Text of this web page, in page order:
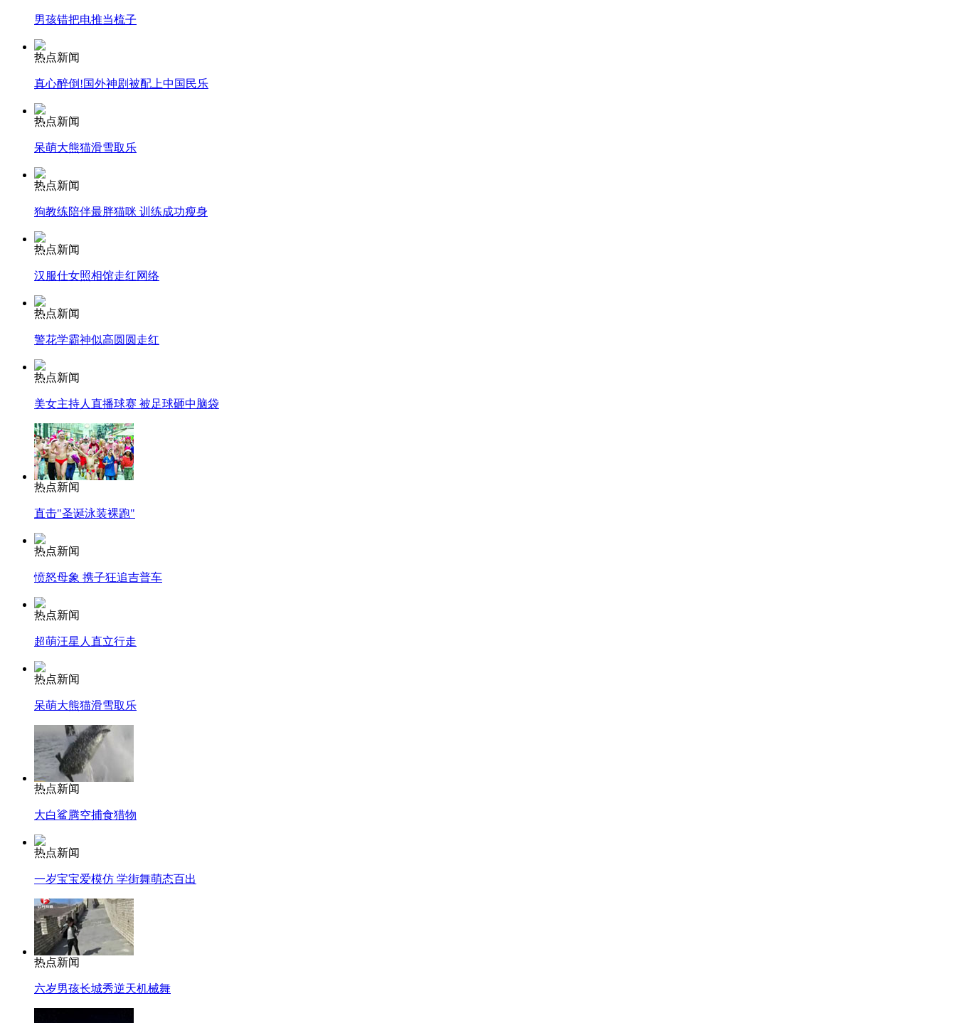
外交部：有关国家言论片面不公正
安徽一实载49人客车翻车
走！跟着总书记去植树
消防员救轻生者
纽约上演“枕头大战”
司机酒驾遇交警 急速倒车逃窜
男孩错把电推当梳子
热点新闻
真心醉倒!国外神剧被配上中国民乐
热点新闻
呆萌大熊猫滑雪取乐
热点新闻
狗教练陪伴最胖猫咪 训练成功瘦身
热点新闻
汉服仕女照相馆走红网络
热点新闻
警花学霸神似高圆圆走红
热点新闻
美女主持人直播球赛 被足球砸中脑袋
热点新闻
直击"圣诞泳装裸跑"
热点新闻
愤怒母象 携子狂追吉普车
热点新闻
超萌汪星人直立行走
热点新闻
呆萌大熊猫滑雪取乐
热点新闻
大白鲨腾空捕食猎物
热点新闻
一岁宝宝爱模仿 学街舞萌态百出
热点新闻
六岁男孩长城秀逆天机械舞